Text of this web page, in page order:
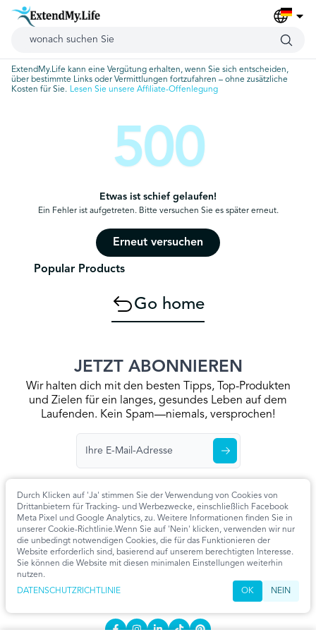
ExtendMy.Life kann eine Vergütung erhalten, wenn Sie sich entscheiden,
über bestimmte Links oder Vermittlungen fortzufahren – ohne zusätzliche
Kosten für Sie. Lesen Sie unsere Affiliate-Offenlegung
500
Etwas ist schief gelaufen!
Ein Fehler ist aufgetreten. Bitte versuchen Sie es später erneut.
Erneut versuchen
Popular Products
Go home
Durch Klicken auf 'Ja' stimmen Sie der Verwendung von Cookies von
Drittanbietern für Tracking- und Werbezwecke, einschließlich Facebook
Meta Pixel und Google Analytics, zu. Weitere Informationen finden Sie in
unserer Cookie-Richtlinie.Wenn Sie auf 'Nein' klicken, verwenden wir nur
die unbedingt notwendigen Cookies, die für das Funktionieren der
Website erforderlich sind, basierend auf unserem berechtigten Interesse.
Sie können die Website mit diesen minimalen Einstellungen weiterhin
nutzen.
DATENSCHUTZRICHTLINIE
OK NEIN
JETZT ABONNIEREN
Wir halten dich mit den besten Tipps, Top-Produkten
und Zielen für ein langes, gesundes Leben auf dem
Laufenden. Kein Spam—niemals, versprochen!
StartseiteDatenschutzrichtlinieAllgemeine Geschäftsbedingungen
Kontaktieren Sie Uns
Artikel Cookie-Einstellungen
KONTAKT